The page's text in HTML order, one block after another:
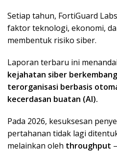
Setiap tahun, FortiGuard
faktor teknologi, ekonomi,
membentuk risiko siber.
Laporan terbaru ini
kejahatan siber
terorganisasi berbasis
kecerdasan buatan (AI).
Pada 2026, kesuksesan
pertahanan tidak lagi
melainkan oleh throughput